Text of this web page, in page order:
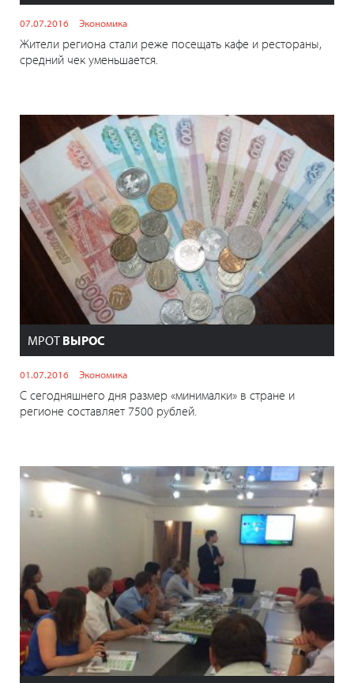
07.07.2016 Экономика
Жители региона стали реже посещать кафе и рестораны,
средний чек уменьшается.
МРОТ ВЫРОС
01.07.2016 Экономика
С сегодняшнего дня размер «минималки» в стране и
регионе составляет 7500 рублей.